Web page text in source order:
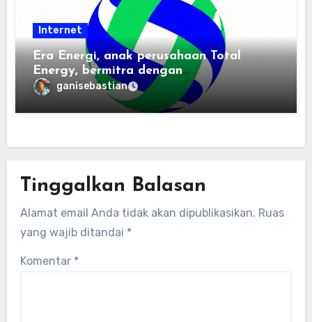
Internet
Era Energi, anak perusahaan Total
Energy, bermitra dengan
Zhuochuangtong untuk mempercepat
transisi energi Indonesia — raksasa
energi global bergabung dengan tim
ganisebastian
Tinggalkan Balasan
Alamat email Anda tidak akan dipublikasikan. Ruas
yang wajib ditandai *
Komentar *